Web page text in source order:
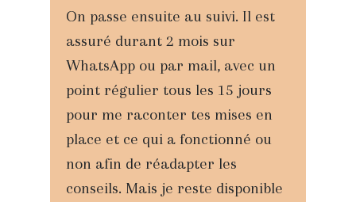
On passe ensuite au suivi. Il est
assuré durant 2 mois sur
WhatsApp ou par mail, avec un
point régulier tous les 15 jours
pour me raconter tes mises en
place et ce qui a fonctionné ou
non afin de réadapter les
conseils. Mais je reste disponible